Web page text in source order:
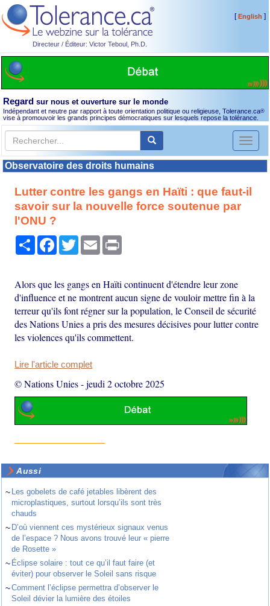
Directeur / Éditeur: Victor Teboul, Ph.D.
[English ]
Regard sur nous et ouverture sur le monde
Indépendant et neutre par rapport à toute orientation politique ou religieuse, Tolerance.ca®
vise à promouvoir les grands principes démocratiques sur lesquels repose la tolérance.
Toggle
Observatoire des droits humains
Lutter contre les gangs en Haïti : que faut-il
savoir sur la nouvelle force soutenue par
l'ONU ?
PartagerFacebook
TwitterEmail
Alors que les gangs en Haïti continuent d'étendre leur zone
d'influence et ne montrent aucun signe de vouloir mettre fin à la
terreur qu'ils font régner sur la population, le Conseil de sécurité
des Nations Unies a pris des mesures décisives pour lutter contre
les violences qu'ils commettent.
Lire l'article complet
© Nations Unies-jeudi 2 octobre 2025
Aussi
~ Les gobelets de café jetables libèrent des
microplastiques, surtout lorsqu’ils sont très
chauds
~ D’où viennent ces mystérieux signaux venus
de l’espace ? Nous avons trouvé leur « pierre
de Rosette »
~ Éclipse solaire : tout ce qu’il faut faire (et
éviter) pour observer le Soleil sans risque
~Comment l’éclipse permettra d’observer le
Soleil dévier la lumière des étoiles